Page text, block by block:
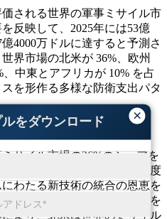
×
をダウンロード
価される世界の軍事ミサイル市
反映して、2025年には53億
4000万ドルに達すると予測さ
界市場の北米が 36%、欧州
中東とアフリカが 10% を占
を形作る多様な防衛支出パタ
サイル市場の36%のシェアを
域は、強力な防衛予算、高度
わたる新技術の統合の恩恵を
衛と極超音速ミサイル計画を
より、北米は世界のミサイル